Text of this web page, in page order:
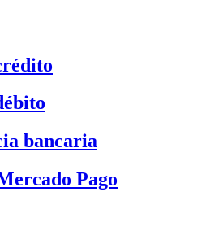
bancaria
Pago